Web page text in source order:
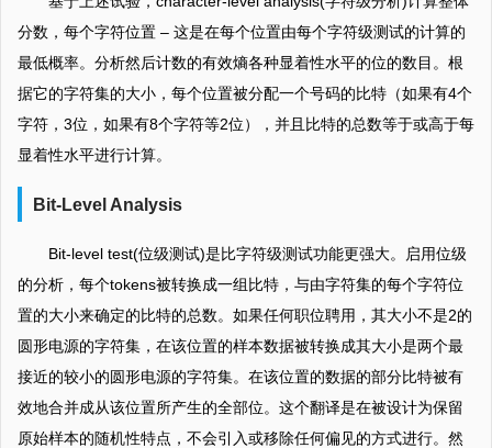
分数，每个字符位置 – 这是在每个位置由每个字符级测试的计算的
最低概率。分析然后计数的有效熵各种显着性水平的位的数目。根
据它的字符集的大小，每个位置被分配一个号码的比特（如果有4个
字符，3位，如果有8个字符等2位），并且比特的总数等于或高于每
显着性水平进行计算。
Bit-Level Analysis
Bit-level test(位级测试)是比字符级测试功能更强大。启用位级
的分析，每个tokens被转换成一组比特，与由字符集的每个字符位
置的大小来确定的比特的总数。如果任何职位聘用，其大小不是2的
圆形电源的字符集，在该位置的样本数据被转换成其大小是两个最
接近的较小的圆形电源的字符集。在该位置的数据的部分比特被有
效地合并成从该位置所产生的全部位。这个翻译是在被设计为保留
原始样本的随机性特点，不会引入或移除任何偏见的方式进行。然